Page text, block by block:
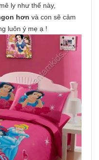
ly như thế này,
hơn và con sẽ cảm
luôn ý mẹ ạ !